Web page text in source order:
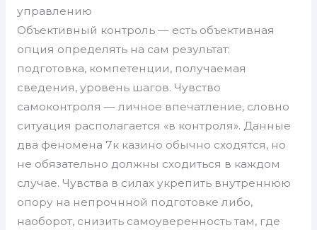
управлению
Объективный контроль — есть объективная
опция определять на сам результат:
подготовка, компетенции, получаемая
сведения, уровень шагов. Чувство
самоконтроля — личное впечатление, словно
ситуация располагается «в контроля». Данные
два феномена 7к казино обычно сходятся, но
не обязательно должны сходиться в каждом
случае. Чувства в силах укрепить внутреннюю
опору на непрочнной подготовке либо,
наоборот, снизить самоуверенность там, где